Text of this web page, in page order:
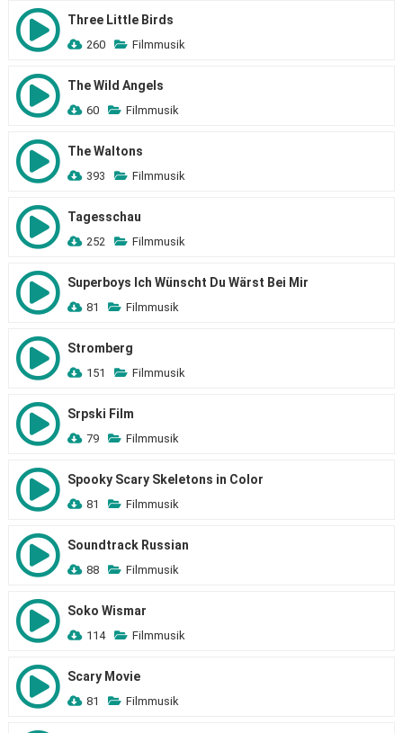
Three Little Birds
260 Filmmusik
The Wild Angels
60 Filmmusik
The Waltons
393 Filmmusik
Tagesschau
252 Filmmusik
Superboys Ich Wünscht Du Wärst Bei Mir
81 Filmmusik
Stromberg
151 Filmmusik
Srpski Film
79 Filmmusik
Spooky Scary Skeletons in Color
81 Filmmusik
Soundtrack Russian
88 Filmmusik
Soko Wismar
114 Filmmusik
Scary Movie
81 Filmmusik